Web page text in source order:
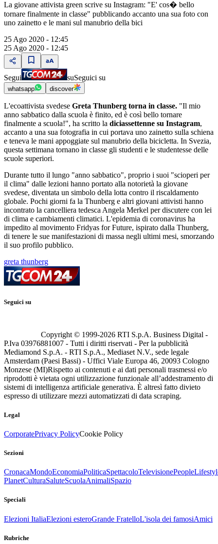
La giovane attivista green scrive su Instagram: "E' cos� bello
tornare finalmente in classe" pubblicando accanto una sua foto con
uno zainetto e le mani sul manubrio della bici
25 Ago 2020 - 12:45
25 Ago 2020 - 12:45
Segui suSeguici su
whatsapp discover
L'ecoattivista svedese Greta Thunberg torna in classe. "Il mio
anno sabbatico dalla scuola è finito, ed è così bello tornare
finalmente a scuola!", ha scritto la diciassettenne su Instagram,
accanto a una sua fotografia in cui portava uno zainetto sulla schiena
e teneva le mani appoggiate sul manubrio della bicicletta. In Svezia,
questa settimana tornano in classe gli studenti e le studentesse delle
scuole superiori.
Durante tutto il lungo "anno sabbatico", proprio i suoi "scioperi per
il clima" dalle lezioni hanno portato alla notorietà la giovane
svedese, diventata un simbolo della lotta contro il riscaldamento
globale. Pochi giorni fa la Thunberg e altri giovani attivisti hanno
incontrato la cancelliera tedesca Angela Merkel per discutere con lei
di clima e cambiamenti climatici. L'epidemia di coronavirus ha
impedito al movimento Fridyas for Future, ispirato dalla Thunberg,
di tenere le sue manifestazioni di massa negli ultimi mesi, smorzando
il suo profilo pubblico.
greta thunberg
Seguici su
Copyright © 1999-2026 RTI S.p.A. Business Digital -
P.Iva 03976881007 - Tutti i diritti riservati - Per la pubblicità
Mediamond S.p.A. - RTI S.p.A., Mediaset N.V., sede legale
Amsterdam (Paesi Bassi) - Uffici Viale Europa 46, 20093 Cologno
Monzese (MI)Rispetto ai contenuti e ai dati personali trasmessi e/o
riprodotti è vietata ogni utilizzazione funzionale all’addestramento di
sistemi di intelligenza artificiale generativa. È altresì fatto divieto
espresso di utilizzare mezzi automatizzati di data scraping.
Legal
CorporatePrivacy PolicyCookie Policy
Sezioni
CronacaMondoEconomiaPoliticaSpettacoloTelevisionePeople
PlanetCulturaSaluteScuolaAnimaliSpazio
Speciali
Elezioni ItaliaElezioni esteroGrande FratelloL'isola dei famosiAmici
Rubriche